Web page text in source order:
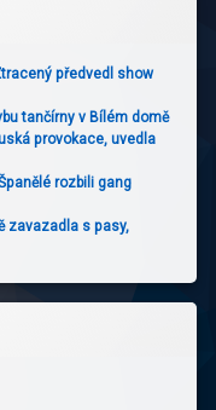
předvedl show
tančírny v Bílém domě
provokace, uvedla
rozbili gang
zavazadla s pasy,